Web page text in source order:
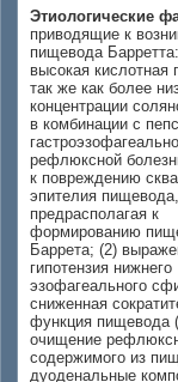
Этиологические
приводящие к
пищевода
высокая кислотная
так же как более
концентрации
в комбинации с
рефлюксной
к повреждению
эпителия пищевода,
предрасполагая к
формированию
Баррета; (2)
гипотензия нижнего
эзофагеального
сниженная
функция пищевода
очищение
содержимого из
дуоденальные